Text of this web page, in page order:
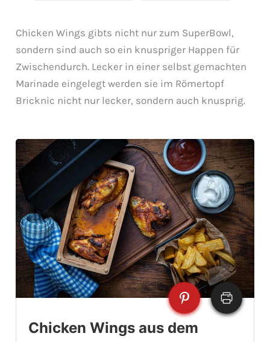
Chicken Wings gibts nicht nur zum SuperBowl,
sondern sind auch so ein knuspriger Happen für
Zwischendurch. Lecker in einer selbst gemachten
Marinade eingelegt werden sie im Römertopf
Bricknic nicht nur lecker, sondern auch knusprig.
Chicken Wings aus dem